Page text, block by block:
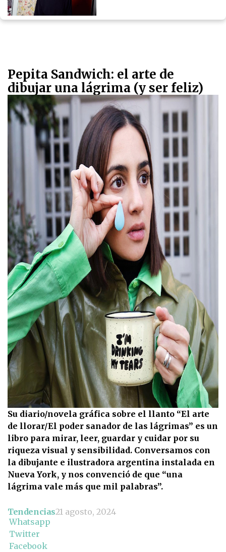
Pepita Sandwich: el arte de
dibujar una lágrima (y ser feliz)
Su diario/novela gráfica sobre el llanto “El arte
de llorar/El poder sanador de las lágrimas” es un
libro para mirar, leer, guardar y cuidar por su
riqueza visual y sensibilidad. Conversamos con
la dibujante e ilustradora argentina instalada en
Nueva York, y nos convenció de que “una
lágrima vale más que mil palabras”.
Tendencias21 agosto, 2024
Whatsapp
Twitter
Facebook